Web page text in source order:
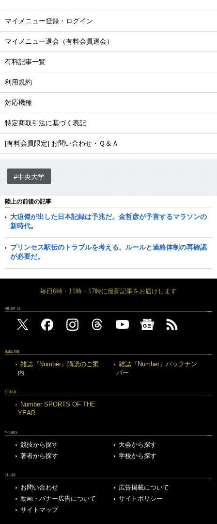
マイメニュー登録・ログイン
マイメニュー退会（有料会員退会）
有料記事一覧
利用規約
対応機種
特定商取引法に基づく表記
[有料会員限定] お問い合わせ・Ｑ＆Ａ
#中央大学
陸上の前後の記事
大迫傑が出した日本記録は予兆だ。金哲彦が予言するマラソンの
新時代。
プリンセス駅伝のトラブルを考える。ルールと連絡体制の再確認
が必要だ。
毎日6時・11時・17時に最新記事をお届けします
FOLLOW US
MAGAZINE
雑誌『Number』購読のご案
内
雑誌『Number』バックナン
バー
SPECIAL
Number SPORTS OF THE
YEAR
ARCHIVE
競技から探す
大会から探す
著者から探す
学校から探す
OTHERS
お問い合わせ
広告掲載について
動画・バナー広告について
サイトポリシー
サイトマップ